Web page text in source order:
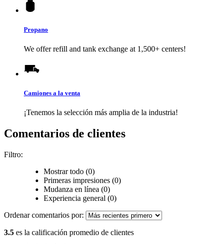
Propano
We offer refill and tank exchange at 1,500+ centers!
Camiones a la venta
¡Tenemos la selección más amplia de la industria!
Comentarios de clientes
Filtro:
Mostrar todo (0)
Primeras impresiones (0)
Mudanza en línea (0)
Experiencia general (0)
Ordenar comentarios por:
3.5 es la calificación promedio de clientes